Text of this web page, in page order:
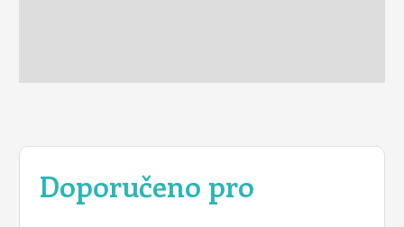
Doporučeno pro